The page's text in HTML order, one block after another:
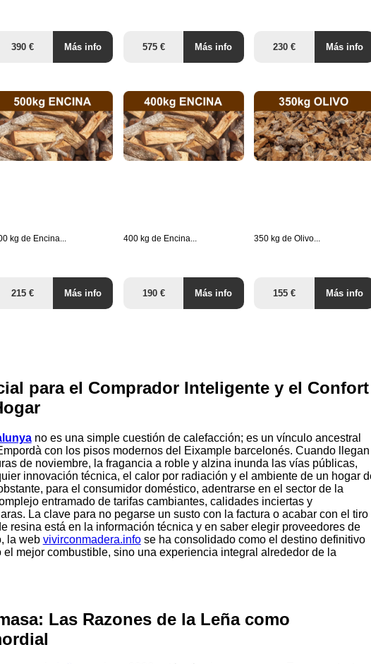
390 € Más info 575 € Más info 230 € Más info
kg de Encina...
215 € Más info
400 kg de Encina...
190 € Más info
350 kg de Olivo...
155 € Más info
para el Comprador Inteligente y el Confort
no es una simple cuestión de calefacción; es un vínculo ancestral
con los pisos modernos del Eixample barcelonés. Cuando llegan
de noviembre, la fragancia a roble y alzina inunda las vías públicas,
innovación técnica, el calor por radiación y el ambiente de un hogar
para el consumidor doméstico, adentrarse en el sector de la
entramado de tarifas cambiantes, calidades inciertas y
La clave para no pegarse un susto con la factura o acabar con el tiro
resina está en la información técnica y en saber elegir proveedores de
la web vivirconmadera.infose ha consolidado como el destino definitivo
mejor combustible, sino una experiencia integral alrededor de la
Las Razones de la Leña como